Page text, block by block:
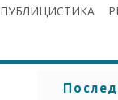
ПУБЛИЦИСТИКА